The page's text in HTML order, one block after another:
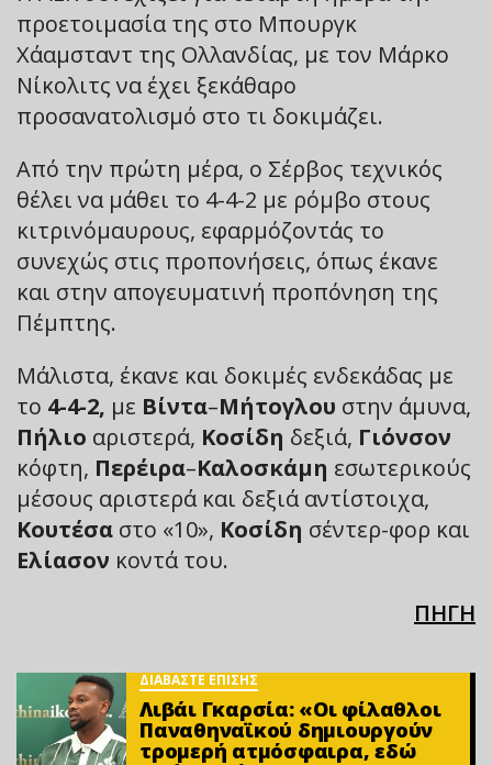
προετοιμασία της στο Μπουργκ
Χάαμσταντ της Ολλανδίας, με τον Μάρκο
Νίκολιτς να έχει ξεκάθαρο
προσανατολισμό στο τι δοκιμάζει.
Από την πρώτη μέρα, ο Σέρβος τεχνικός
θέλει να μάθει το 4-4-2 με ρόμβο στους
κιτρινόμαυρους, εφαρμόζοντάς το
συνεχώς στις προπονήσεις, όπως έκανε
και στην απογευματινή προπόνηση της
Πέμπτης.
Μάλιστα, έκανε και δοκιμές ενδεκάδας με
το 4-4-2, με Βίντα–Μήτογλου στην άμυνα,
Πήλιο αριστερά, Κοσίδη δεξιά, Γιόνσον
κόφτη, Περέιρα–Καλοσκάμη εσωτερικούς
μέσους αριστερά και δεξιά αντίστοιχα,
Κουτέσα στο «10», Κοσίδη σέντερ-φορ και
Ελίασον κοντά του.
ΠΗΓΗ
ΔΙΑΒΑΣΤΕ ΕΠΙΣΗΣ
Λιβάι Γκαρσία: «Οι φίλαθλοι
Παναθηναϊκού δημιουργούν
τρομερή ατμόσφαιρα, εδώ